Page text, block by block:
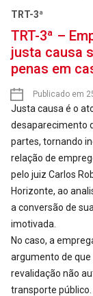
TRT-3ª
TRT-3ª –
justa causa
penas em
Publicado em
Justa causa é o
desaparecimento
partes, tornando
relação de
pelo juiz Carlos
Horizonte, ao
a conversão de
imotivada.
No caso, a
argumento de
revalidação não
transporte